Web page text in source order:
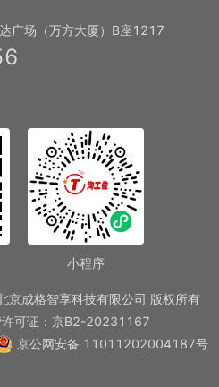
广场（万方大厦）B座1217
小程序
成格智享科技有限公司 版权所有
许可证：京B2-20231167
京公网安备 11011202004187号